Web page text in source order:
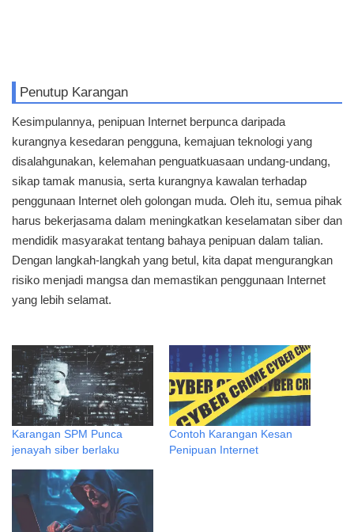
Penutup Karangan
Kesimpulannya, penipuan Internet berpunca daripada
kurangnya kesedaran pengguna, kemajuan teknologi yang
disalahgunakan, kelemahan penguatkuasaan undang-undang,
sikap tamak manusia, serta kurangnya kawalan terhadap
penggunaan Internet oleh golongan muda. Oleh itu, semua pihak
harus bekerjasama dalam meningkatkan keselamatan siber dan
mendidik masyarakat tentang bahaya penipuan dalam talian.
Dengan langkah-langkah yang betul, kita dapat mengurangkan
risiko menjadi mangsa dan memastikan penggunaan Internet
yang lebih selamat.
Karangan SPM Punca
jenayah siber berlaku
Contoh Karangan Kesan
Penipuan Internet